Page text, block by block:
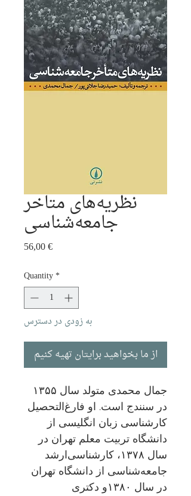
نظریه‌های متاخر
جامعه‌شناسی
56,00 €Price
Quantity*
به زودی در دسترس
از ما بخواهید برایتان تهیه کنیم
جمال محمدی متولد سال ۱۳۵۵
در سنندج است. او فارغ‌التحصیل
کارشناسی زبان انگلیسی از
دانشگاه تربیت معلم تهران در
سال ۱۳۷۸، کارشناسی‌ارشد
جامعه‌شناسی از دانشگاه تهران
در سال ۱۳۸۰و دکتری